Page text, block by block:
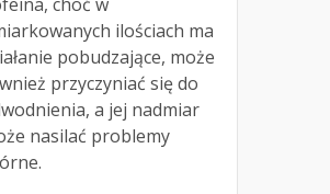
ilościach ma
pobudzające, może
przyczyniać się do
a jej nadmiar
nasilać problemy